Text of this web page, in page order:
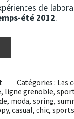
de
été 2012.
Catégories : Les
, ligne grenoble,
, moda, spring,
, casual, chic,